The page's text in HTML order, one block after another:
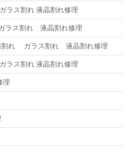
ラス割れ 液晶割れ修理
ラス割れ 液晶割れ修理
割れ ガラス割れ 液晶割れ修理
ラス割れ 液晶割れ修理
理